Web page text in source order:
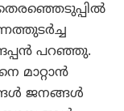
പറഞ്ഞു.
മാറ്റാന്‍
ജനങ്ങള്‍